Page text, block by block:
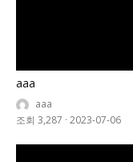
aaa
aaa
조회 3,287 · 2023-07-06